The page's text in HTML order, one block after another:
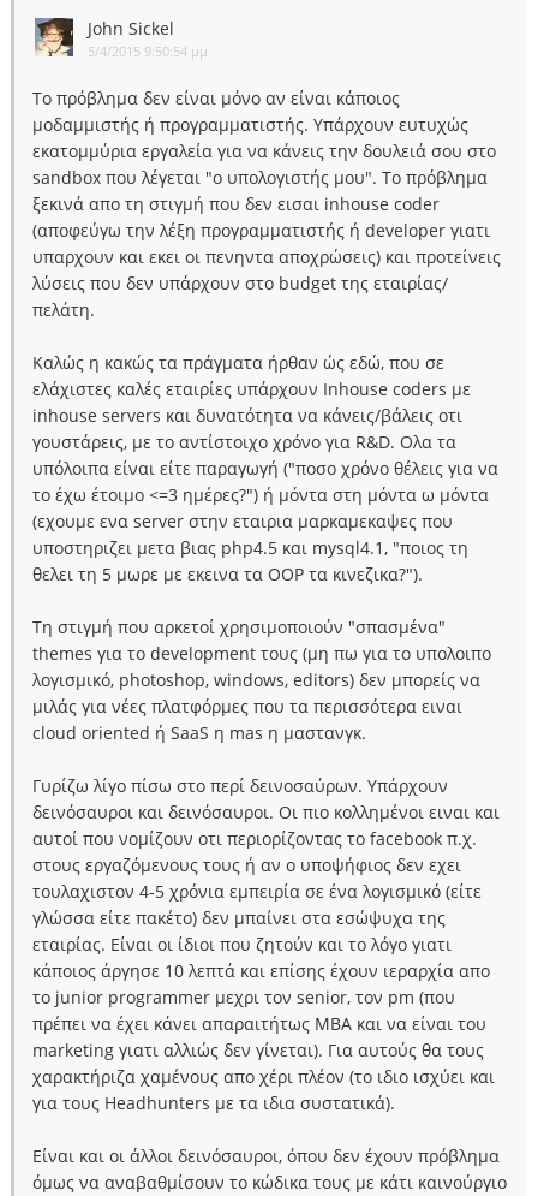
John Sickel
5/4/2015 9:50:54 μμ
Το πρόβλημα δεν είναι μόνο αν είναι κάποιος
μοδαμμιστής ή προγραμματιστής. Υπάρχουν ευτυχώς
εκατομμύρια εργαλεία για να κάνεις την δουλειά σου στο
sandbox που λέγεται "ο υπολογιστής μου". Το πρόβλημα
ξεκινά απο τη στιγμή που δεν εισαι inhouse coder
(αποφεύγω την λέξη προγραμματιστής ή developer γιατι
υπαρχουν και εκει οι πενηντα αποχρώσεις) και προτείνεις
λύσεις που δεν υπάρχουν στο budget της εταιρίας/
πελάτη.
Καλώς η κακώς τα πράγματα ήρθαν ώς εδώ, που σε
ελάχιστες καλές εταιρίες υπάρχουν Inhouse coders με
inhouse servers και δυνατότητα να κάνεις/βάλεις οτι
γουστάρεις, με το αντίστοιχο χρόνο για R&D. Ολα τα
υπόλοιπα είναι είτε παραγωγή ("ποσο χρόνο θέλεις για να
το έχω έτοιμο <=3 ημέρες?") ή μόντα στη μόντα ω μόντα
(εχουμε ενα server στην εταιρια μαρκαμεκαψες που
υποστηριζει μετα βιας php4.5 και mysql4.1, "ποιος τη
θελει τη 5 μωρε με εκεινα τα OOP τα κινεζικα?").
Τη στιγμή που αρκετοί χρησιμοποιούν "σπασμένα"
themes για το development τους (μη πω για το υπολοιπο
λογισμικό, photoshop, windows, editors) δεν μπορείς να
μιλάς για νέες πλατφόρμες που τα περισσότερα ειναι
cloud oriented ή SaaS η mas η μαστανγκ.
Γυρίζω λίγο πίσω στο περί δεινοσαύρων. Υπάρχουν
δεινόσαυροι και δεινόσαυροι. Οι πιο κολλημένοι ειναι και
αυτοί που νομίζουν οτι περιορίζοντας το facebook π.χ.
στους εργαζόμενους τους ή αν ο υποψήφιος δεν εχει
τουλαχιστον 4-5 χρόνια εμπειρία σε ένα λογισμικό (είτε
γλώσσα είτε πακέτο) δεν μπαίνει στα εσώψυχα της
εταιρίας. Είναι οι ίδιοι που ζητούν και το λόγο γιατι
κάποιος άργησε 10 λεπτά και επίσης έχουν ιεραρχία απο
το junior programmer μεχρι τον senior, τον pm (που
πρέπει να έχει κάνει απαραιτήτως MBA και να είναι του
marketing γιατι αλλιώς δεν γίνεται). Για αυτούς θα τους
χαρακτήριζα χαμένους απο χέρι πλέον (το ιδιο ισχύει και
για τους Headhunters με τα ιδια συστατικά).
Είναι και οι άλλοι δεινόσαυροι, όπου δεν έχουν πρόβλημα
όμως να αναβαθμίσουν το κώδικα τους με κάτι καινούργιο